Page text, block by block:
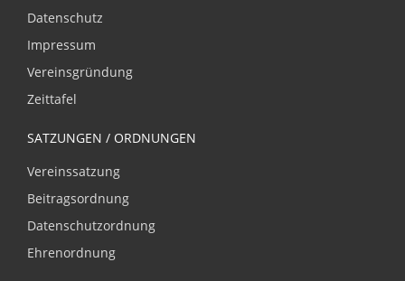
Datenschutz
Impressum
Vereinsgründung
Zeittafel
SATZUNGEN / ORDNUNGEN
Vereinssatzung
Beitragsordnung
Datenschutzordnung
Ehrenordnung